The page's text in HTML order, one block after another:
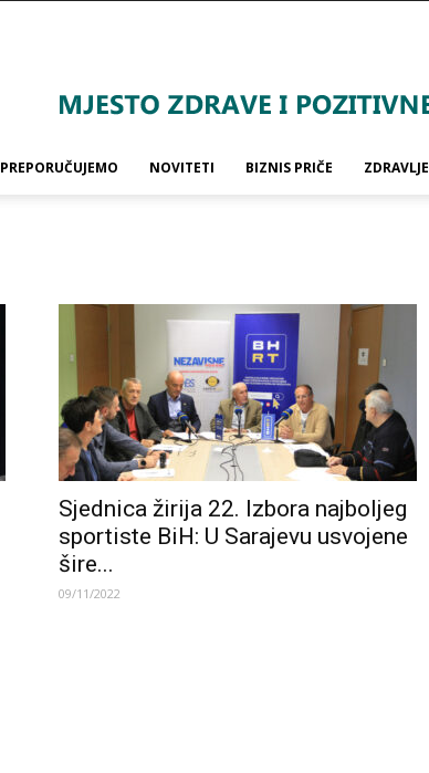
PREPORUČUJEMO NOVITETI BIZNIS PRIČE ZDRAVLJE
Sjednica žirija 22. Izbora najboljeg
sportiste BiH: U Sarajevu usvojene
šire...
09/11/2022